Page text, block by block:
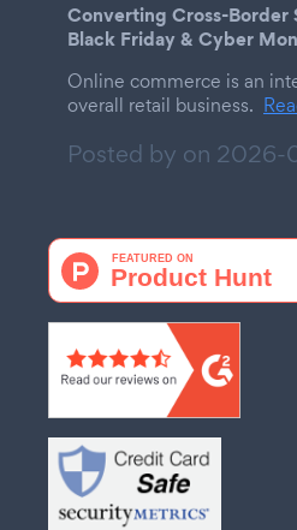
Converting Cross-Border
Black Friday & Cyber
Online commerce is an
overall retail business.
Posted by on 2026-